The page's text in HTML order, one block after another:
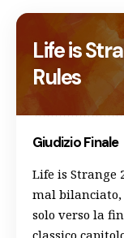
Life is
Rules
Giudizio Finale
Life is Strange
mal bilanciato,
solo verso la
classico